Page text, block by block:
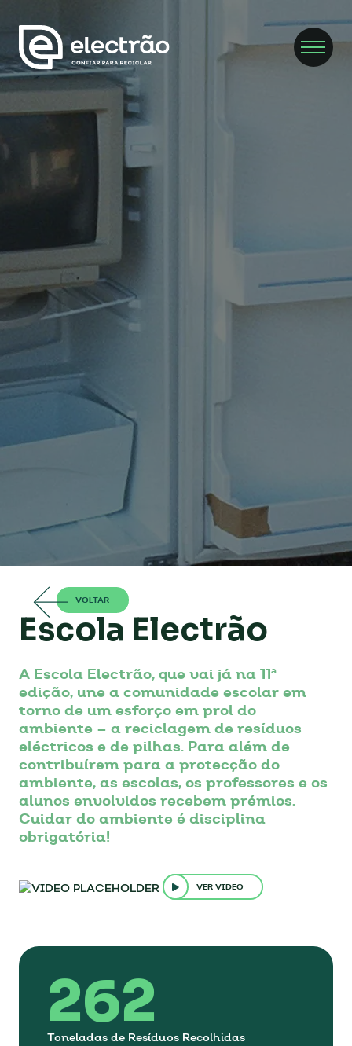
VOLTAR
Escola Electrão
A Escola Electrão, que vai já na 11ª
edição, une a comunidade escolar em
torno de um esforço em prol do
ambiente – a reciclagem de resíduos
eléctricos e de pilhas. Para além de
contribuírem para a protecção do
ambiente, as escolas, os professores e os
alunos envolvidos recebem prémios.
Cuidar do ambiente é disciplina
obrigatória!
VER VIDEO
262
Toneladas de Resíduos Recolhidas